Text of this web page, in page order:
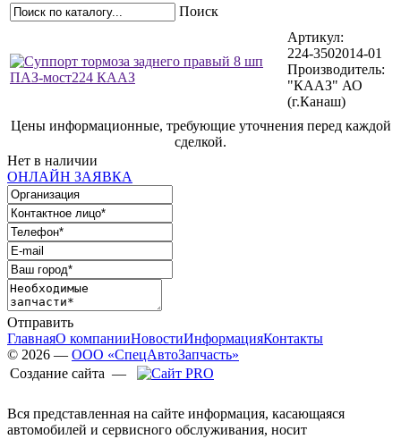
Поиск
Артикул:
224-3502014-01
Производитель:
"КААЗ" АО
(г.Канаш)
Цены информационные, требующие уточнения перед каждой
сделкой.
Нет в наличии
ОНЛАЙН ЗАЯВКА
Отправить
ГлавнаяО компанииНовостиИнформацияКонтакты
© 2026 — ООО «СпецАвтоЗапчасть»
Создание сайта —
Вся представленная на сайте информация, касающаяся
автомобилей и сервисного обслуживания, носит